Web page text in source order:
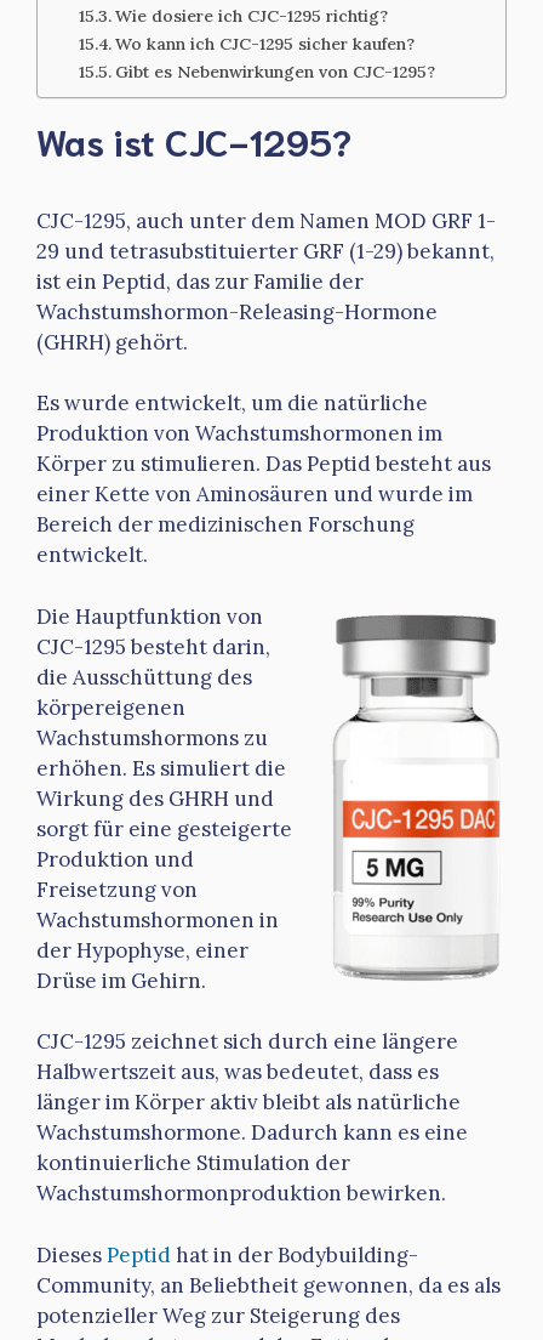
Wie dosiere ich CJC-1295 richtig?
Wo kann ich CJC-1295 sicher kaufen?
Gibt es Nebenwirkungen von CJC-1295?
Was ist CJC-1295?
CJC-1295, auch unter dem Namen MOD GRF 1-
29 und tetrasubstituierter GRF (1-29) bekannt,
ist ein Peptid, das zur Familie der
Wachstumshormon-Releasing-Hormone
(GHRH) gehört.
Es wurde entwickelt, um die natürliche
Produktion von Wachstumshormonen im
Körper zu stimulieren. Das Peptid besteht aus
einer Kette von Aminosäuren und wurde im
Bereich der medizinischen Forschung
entwickelt.
Die Hauptfunktion von
CJC-1295 besteht darin,
die Ausschüttung des
körpereigenen
Wachstumshormons zu
erhöhen. Es simuliert die
Wirkung des GHRH und
sorgt für eine gesteigerte
Produktion und
Freisetzung von
Wachstumshormonen in
der Hypophyse, einer
Drüse im Gehirn.
CJC-1295 zeichnet sich durch eine längere
Halbwertszeit aus, was bedeutet, dass es
länger im Körper aktiv bleibt als natürliche
Wachstumshormone. Dadurch kann es eine
kontinuierliche Stimulation der
Wachstumshormonproduktion bewirken.
DiesesPeptidhat in der Bodybuilding-
Community, an Beliebtheit gewonnen, da es als
potenzieller Weg zur Steigerung des